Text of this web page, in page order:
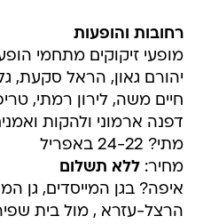
רחובות והופעות
מופעי זיקוקים מתחמי
יהורם גאון, הראל סקעת,
חיים משה, לירון רמתי,
דפנה ארמוני ולהקות
מתי? 24-22 באפריל
מחיר:ללא תשלום
איפה? בגן המייסדים, גן
הרצל-עזרא , מול בית